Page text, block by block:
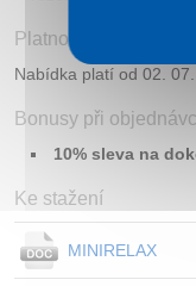
Platnost
Nabídka platí od 02.
Bonusy při
10% sleva na
Ke stažení
MINIRELAX